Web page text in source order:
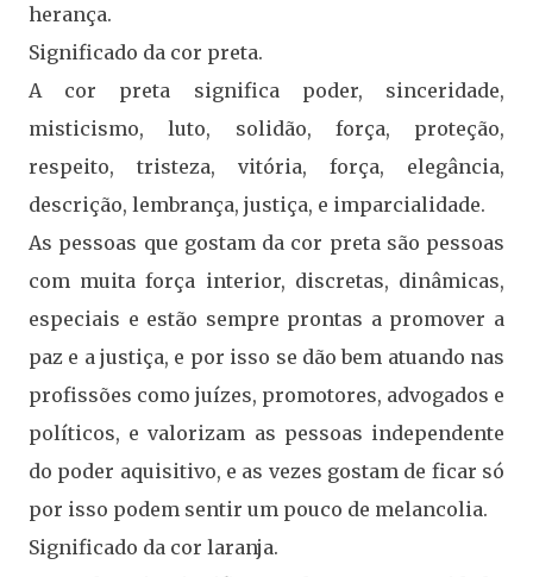
herança.
Significado da cor preta.
A cor preta significa poder, sinceridade,
misticismo, luto, solidão, força, proteção,
respeito, tristeza, vitória, força, elegância,
descrição, lembrança, justiça, e imparcialidade.
As pessoas que gostam da cor preta são pessoas
com muita força interior, discretas, dinâmicas,
especiais e estão sempre prontas a promover a
paz e a justiça, e por isso se dão bem atuando nas
profissões como juízes, promotores, advogados e
políticos, e valorizam as pessoas independente
do poder aquisitivo, e as vezes gostam de ficar só
por isso podem sentir um pouco de melancolia.
Significado da cor laranja.